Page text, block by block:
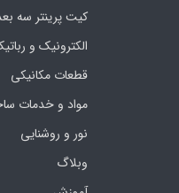
کیت پرینتر سه
الکترونیک و
قطعات مکانیکی
مواد و خدمات
نور و روشنایی
وبلاگ